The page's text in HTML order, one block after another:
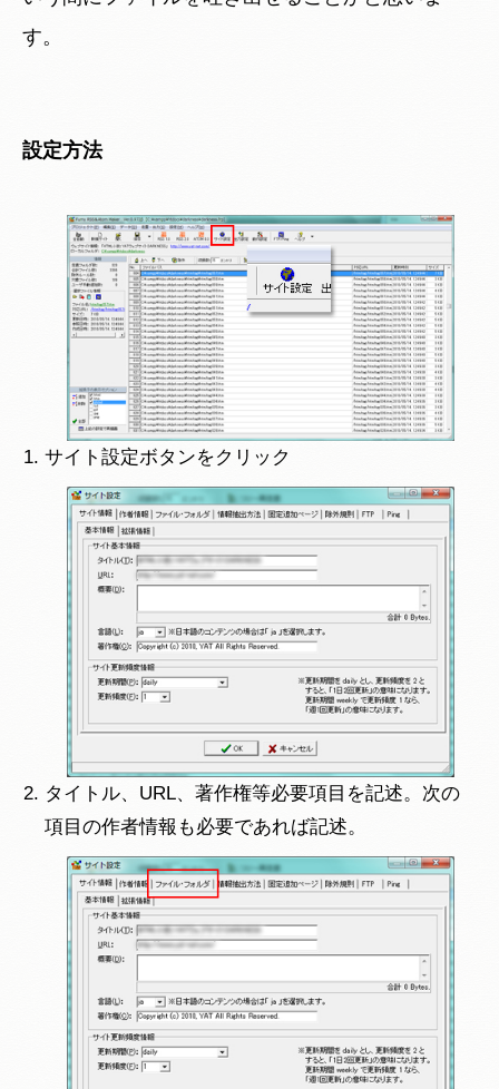
す。
設定方法
サイト設定ボタンをクリック
タイトル、URL、著作権等必要項目を記述。次の
項目の作者情報も必要であれば記述。